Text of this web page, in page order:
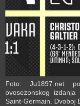
Foto: Ju1897.net
ovosezonskog
Saint-Germain. Dvoboj